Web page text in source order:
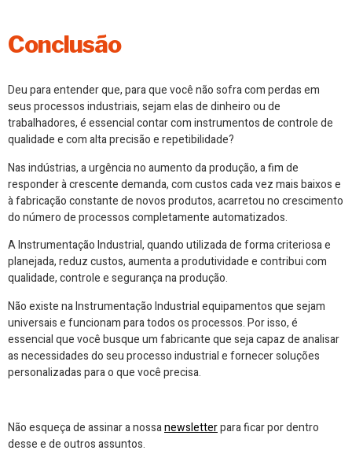
Conclusão
Deu para entender que, para que você não sofra com perdas em
seus processos industriais, sejam elas de dinheiro ou de
trabalhadores, é essencial contar com instrumentos de controle de
qualidade e com alta precisão e repetibilidade?
Nas indústrias, a urgência no aumento da produção, a fim de
responder à crescente demanda, com custos cada vez mais baixos e
à fabricação constante de novos produtos, acarretou no crescimento
do número de processos completamente automatizados.
A Instrumentação Industrial, quando utilizada de forma criteriosa e
planejada, reduz custos, aumenta a produtividade e contribui com
qualidade, controle e segurança na produção.
Não existe na Instrumentação Industrial equipamentos que sejam
universais e funcionam para todos os processos. Por isso, é
essencial que você busque um fabricante que seja capaz de analisar
as necessidades do seu processo industrial e fornecer soluções
personalizadas para o que você precisa.
Não esqueça de assinar a nossanewsletterpara ficar por dentro
desse e de outros assuntos.